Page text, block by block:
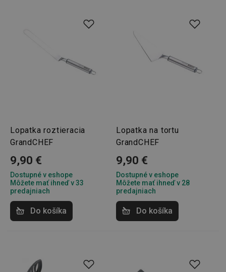
Lopatka roztieracia
GrandCHEF
9,90 €
Dostupné v eshope
Môžete mať ihneď v 33
predajniach
Do košíka
Lopatka na tortu
GrandCHEF
9,90 €
Dostupné v eshope
Môžete mať ihneď v 28
predajniach
Do košíka